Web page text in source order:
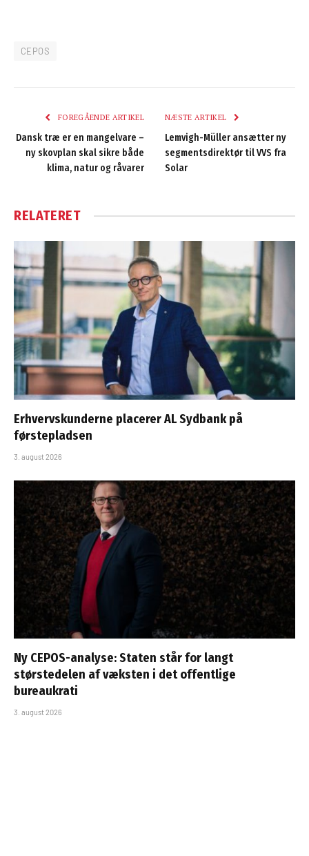
CEPOS
FOREGÅENDE ARTIKEL
Dansk træ er en mangelvare –
ny skovplan skal sikre både
klima, natur og råvarer
NÆSTE ARTIKEL
Lemvigh-Müller ansætter ny
segmentsdirektør til VVS fra
Solar
RELATERET
Erhvervskunderne placerer AL Sydbank på
førstepladsen
3. august 2026
Ny CEPOS-analyse: Staten står for langt
størstedelen af væksten i det offentlige
bureaukrati
3. august 2026